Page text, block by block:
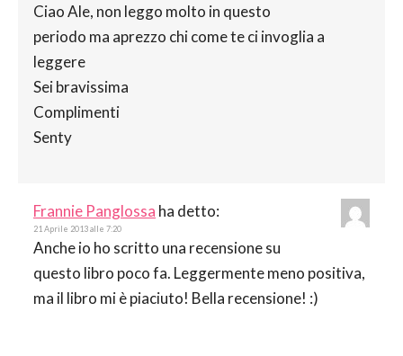
Ciao Ale, non leggo molto in questo
periodo ma aprezzo chi come te ci invoglia a
leggere
Sei bravissima
Complimenti
Senty
Frannie Panglossa ha detto:
21 Aprile 2013 alle 7:20
Anche io ho scritto una recensione su
questo libro poco fa. Leggermente meno positiva,
ma il libro mi è piaciuto! Bella recensione! :)